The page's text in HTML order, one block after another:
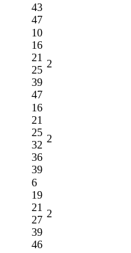
43
47
10
16
21
25
39
47
2
16
21
25
32
36
39
2
6
19
21
27
39
46
2